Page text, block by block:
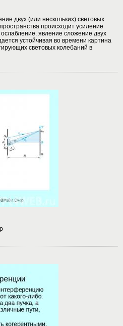
двух (или нескольких) световых
происходит усиление
ослабление. явление сложение двух
устойчивая во времени картина
световых колебаний в